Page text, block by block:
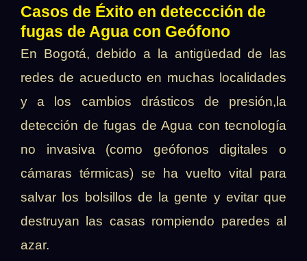
Casos de Éxito en deteccción de
fugas de Agua con Geófono
En Bogotá, debido a la antigüedad de las
redes de acueducto en muchas localidades
y a los cambios drásticos de presión,la
detección de fugas de Agua con tecnología
no invasiva (como geófonos digitales o
cámaras térmicas) se ha vuelto vital para
salvar los bolsillos de la gente y evitar que
destruyan las casas rompiendo paredes al
azar.